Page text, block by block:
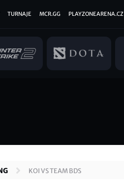
TURNAJE MCR.GG PLAYZONEARENA.CZ
KOI VS TEAM BDS